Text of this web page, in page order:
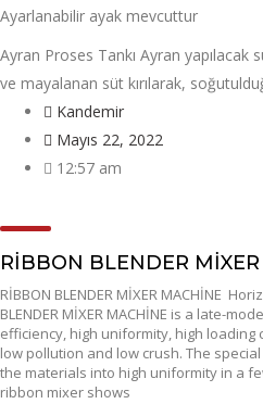
Ayarlanabilir ayak mevcuttur
Ayran Proses Tankı Ayran yapılacak
ve mayalanan süt kırılarak,
Kandemir
Mayıs 22, 2022
12:57 am
RİBBON BLENDER
RİBBON BLENDER MİXER MACHİNE
BLENDER MİXER MACHİNE is a late-
efficiency, high uniformity, high loading
low pollution and low crush. The
the materials into high uniformity in a
ribbon mixer shows